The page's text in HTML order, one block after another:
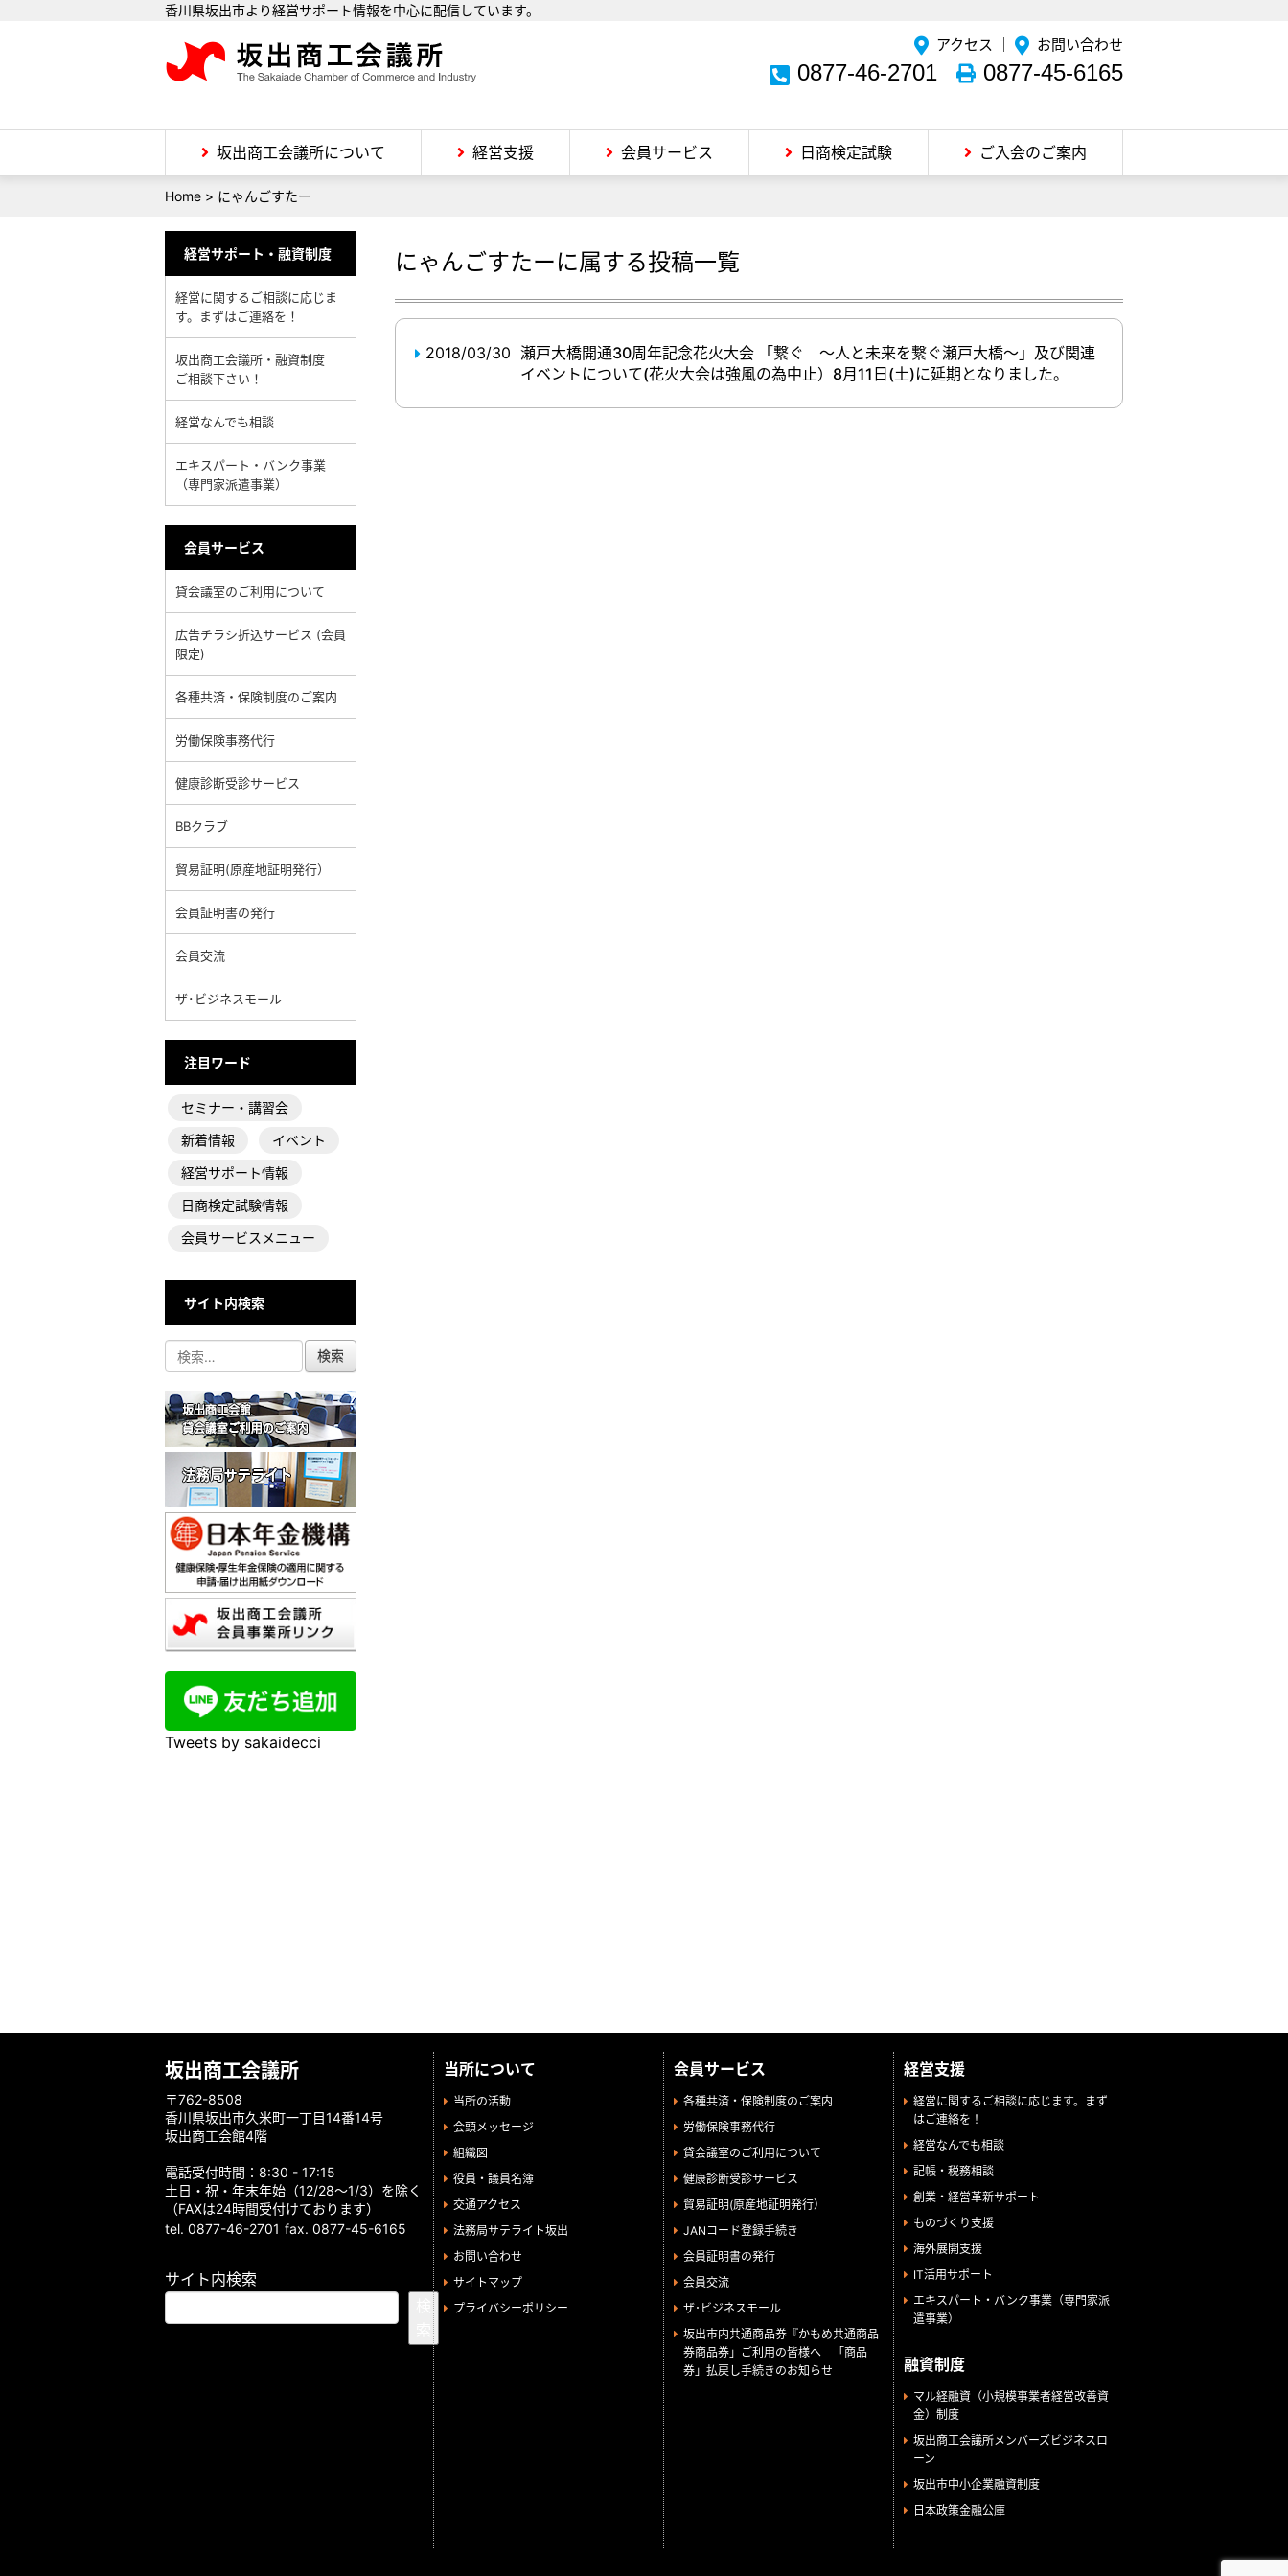
香川県坂出市より経営サポート情報を中心に配信しています。
アクセス お問い合わせ
0877-46-2701 0877-45-6165
坂出商工会議所について 経営支援 会員サービス 日商検定試験 ご入会のご案内
Home > にゃんごすたー
にゃんごすたーに属する投稿一覧
2018/03/30 瀬戸大橋開通30周年記念花火大会 「繋ぐ ～人と未来を繋ぐ瀬戸大橋～」及び関連
イベントについて(花火大会は強風の為中止）8月11日(土)に延期となりました。
経営サポート・融資制度
経営に関するご相談に応じま
す。まずはご連絡を！
坂出商工会議所・融資制度
ご相談下さい！
経営なんでも相談
エキスパート・バンク事業
（専門家派遣事業）
会員サービス
貸会議室のご利用について
広告チラシ折込サービス (会員
限定)
各種共済・保険制度のご案内
労働保険事務代行
健康診断受診サービス
BBクラブ
貿易証明(原産地証明発行）
会員証明書の発行
会員交流
ザ･ビジネスモール
注目ワード
セミナー・講習会
新着情報
イベント
経営サポート情報
日商検定試験情報
会員サービスメニュー
サイト内検索
Tweets by sakaidecci
坂出商工会議所
〒762-8508
香川県坂出市久米町一丁目14番14号
坂出商工会館4階
電話受付時間：8:30 - 17:15
土日・祝・年末年始（12/28～1/3）を除く
（FAXは24時間受付けております）
tel. 0877-46-2701 fax. 0877-45-6165
サイト内検索
当所について
当所の活動
会頭メッセージ
組織図
役員・議員名簿
交通アクセス
法務局サテライト坂出
お問い合わせ
サイトマップ
プライバシーポリシー
会員サービス
各種共済・保険制度のご案内
労働保険事務代行
貸会議室のご利用について
健康診断受診サービス
貿易証明(原産地証明発行）
JANコード登録手続き
会員証明書の発行
会員交流
ザ･ビジネスモール
坂出市内共通商品券『かもめ共通商品
券商品券」ご利用の皆様へ 「商品
券」払戻し手続きのお知らせ
経営支援
経営に関するご相談に応じます。まず
はご連絡を！
経営なんでも相談
記帳・税務相談
創業・経営革新サポート
ものづくり支援
海外展開支援
IT活用サポート
エキスパート・バンク事業（専門家派
遣事業）
融資制度
マル経融資（小規模事業者経営改善資
金）制度
坂出商工会議所メンバーズビジネスロ
ーン
坂出市中小企業融資制度
日本政策金融公庫